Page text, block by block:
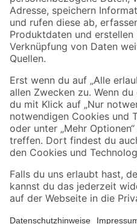
Zahlungsarten
Sicher einkaufen
Jetzt die toom-App
Alle Preisangaben in EUR inkl. gesetzl.
Umständen nicht in allen Märkten verfügbar.
Produkte nur solange der Vorrat reicht.